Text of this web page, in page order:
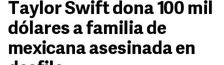
Taylor Swift dona 100 mil
dólares a familia de
mexicana asesinada en